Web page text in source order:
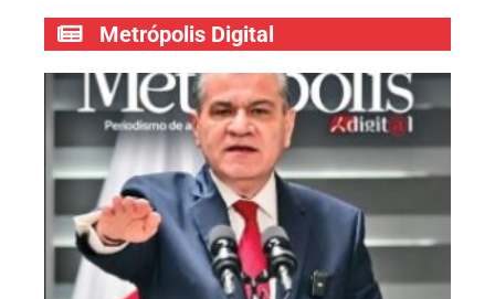
Metrópolis Digital